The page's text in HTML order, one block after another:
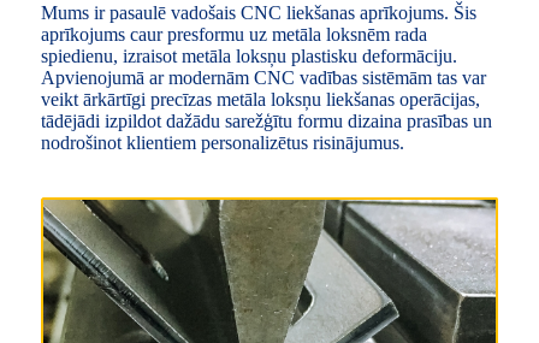
Mums ir pasaulē vadošais CNC liekšanas aprīkojums. Šis
aprīkojums caur presformu uz metāla loksnēm rada
spiedienu, izraisot metāla loksņu plastisku deformāciju.
Apvienojumā ar modernām CNC vadības sistēmām tas var
veikt ārkārtīgi precīzas metāla loksņu liekšanas operācijas,
tādējādi izpildot dažādu sarežģītu formu dizaina prasības un
nodrošinot klientiem personalizētus risinājumus.